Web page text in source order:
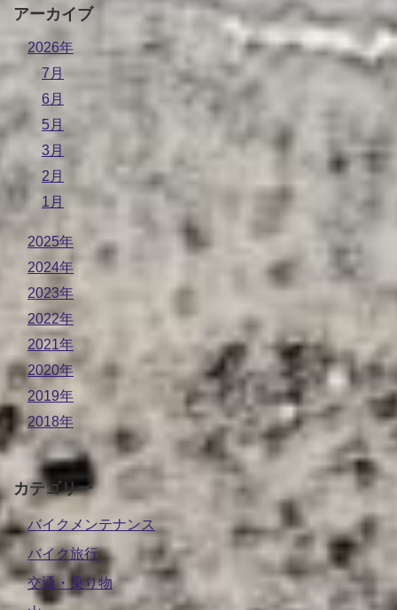
アーカイブ
2026年
7月
6月
5月
3月
2月
1月
2025年
2024年
2023年
2022年
2021年
2020年
2019年
2018年
カテゴリー
バイクメンテナンス
バイク旅行
交通・乗り物